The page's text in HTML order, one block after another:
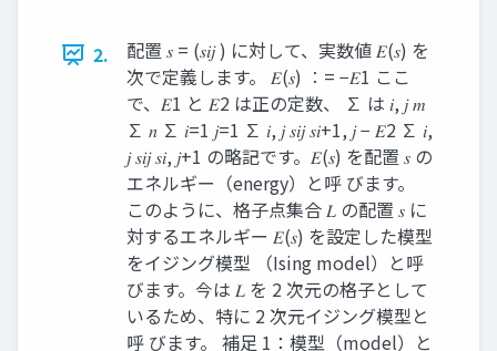
2.
配置 𝑠 = (𝑠𝑖𝑗 ) に対して、実数値 𝐸(𝑠) を
次で定義します。 𝐸(𝑠) ∶= −𝐸1 ここ
で、𝐸1 と 𝐸2 は正の定数、 ∑ は 𝑖, 𝑗 𝑚
∑ 𝑛 ∑ 𝑖=1 𝑗=1 ∑ 𝑖, 𝑗 𝑠𝑖𝑗 𝑠𝑖+1, 𝑗 − 𝐸2 ∑ 𝑖,
𝑗 𝑠𝑖𝑗 𝑠𝑖, 𝑗+1 の略記です。𝐸(𝑠) を配置 𝑠 の
エネルギー（energy）と呼 びます。
このように、格子点集合 𝐿 の配置 𝑠 に
対するエネルギー 𝐸(𝑠) を設定した模型
をイジング模型 （Ising model）と呼
びます。今は 𝐿 を 2 次元の格子として
いるため、特に 2 次元イジング模型と
呼 びます。 補足 1：模型（model）と